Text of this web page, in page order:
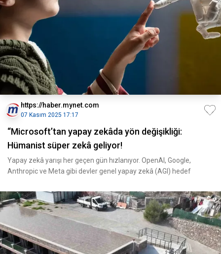
https://haber.mynet.com
07 Kasım 2025 17:17
“Microsoft’tan yapay zekâda yön değişikliği:
Hümanist süper zekâ geliyor!
Yapay zekâ yarışı her geçen gün hızlanıyor. OpenAI, Google,
Anthropic ve Meta gibi devler genel yapay zekâ (AGI) hedef